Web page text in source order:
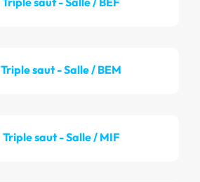
Triple saut - Salle / BEM
Triple saut - Salle / MIF